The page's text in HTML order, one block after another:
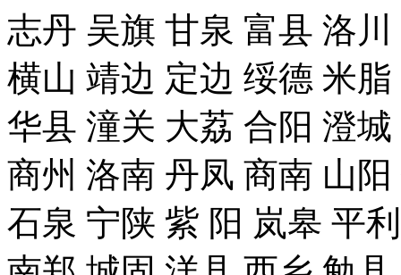
志丹 吴旗 甘泉 富县 洛
横山 靖边 定边 绥德 米
华县 潼关 大荔 合阳 澄
商州 洛南 丹凤 商南 山
石泉 宁陕 紫 阳 岚皋 平